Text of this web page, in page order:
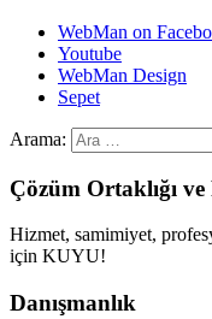
WebMan on
Youtube
WebMan Design
Sepet
Arama:
Çözüm Ortaklığı ve
Hizmet, samimiyet,
için KUYU!
Danışmanlık